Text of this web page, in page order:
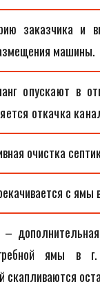
заказчика и
машины.
опускают в
откачка
очистка
с ямы
ямы в
скапливаются